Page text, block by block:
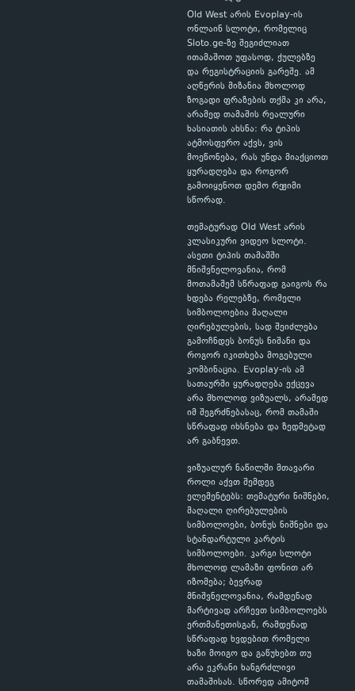
Old West არის Evoplay-ის
ონლაინ სლოტი, რომელიც
Sloto.ge-ზე შეგიძლიათ
ითამაშოთ უფასოდ, ქულებზე
და რეგისტრაციის გარეშე. ამ
აღწერის მიზანია მხოლოდ
ზოგადი ფრაზების თქმა კი არა,
არამედ თამაშის რეალური
ხასიათის ახსნა: რა ტიპის
ატმოსფერო აქვს, ვის
მოეწონება, რას უნდა მიაქციოთ
ყურადღება და როგორ
გამოიყენოთ დემო რეჟიმი
სწორად.
თემატურად Old West არის
კლასიკური ვიდეო სლოტი.
ასეთი ტიპის თამაშში
მნიშვნელოვანია, რომ
მოთამაშემ სწრაფად გაიგოს რა
ხდება რელებზე, რომელი
სიმბოლოებია მაღალი
ღირებულების, სად შეიძლება
გამოჩნდეს ბონუს ნიშანი და
როგორ იკითხება მოგებული
კომბინაცია. Evoplay-ის ამ
სათაურში ყურადღება ექცევა
არა მხოლოდ ვიზუალს, არამედ
იმ შეგრძნებასაც, რომ თამაში
სწრაფად იხსნება და ზედმეტად
არ გაბნევთ.
ვიზუალურ ნაწილში მთავარი
როლი აქვთ შემდეგ
ელემენტებს: თემატური ნიშნები,
მაღალი ღირებულების
სიმბოლოები, ბონუს ნიშნები და
სტანდარტული კარტის
სიმბოლოები. კარგი სლოტი
მხოლოდ ლამაზი ფონით არ
იზომება; ბევრად
მნიშვნელოვანია, რამდენად
მარტივად არჩევთ სიმბოლოებს
ერთმანეთისგან, რამდენად
სწრაფად ხვდებით რომელი
ხაზი მოიგო და გაწუხებთ თუ
არა ეკრანი ხანგრძლივი
თამაშისას. სწორედ ამიტომ